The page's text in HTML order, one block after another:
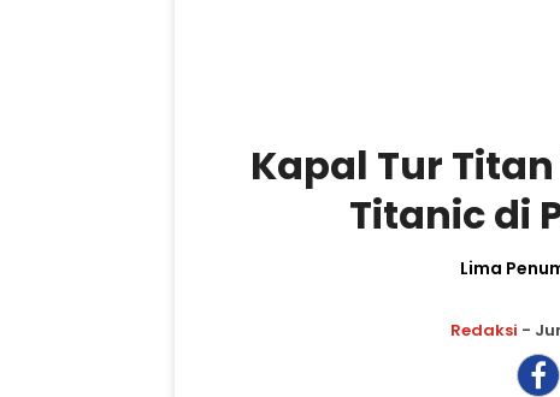
Kapal Tur
Titanic di
Lima
Redaksi -